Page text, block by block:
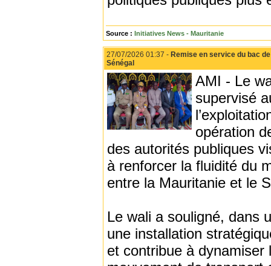
Source : Initiatives News - Mauritanie
27/07/2026 01:37 - Remise en service du bac
Sénégal
AMI - Le
supervisé
opération
des autorités publiques
à renforcer la fluidité du
entre la Mauritanie et le
Le wali a souligné, dans
une installation
et contribue à